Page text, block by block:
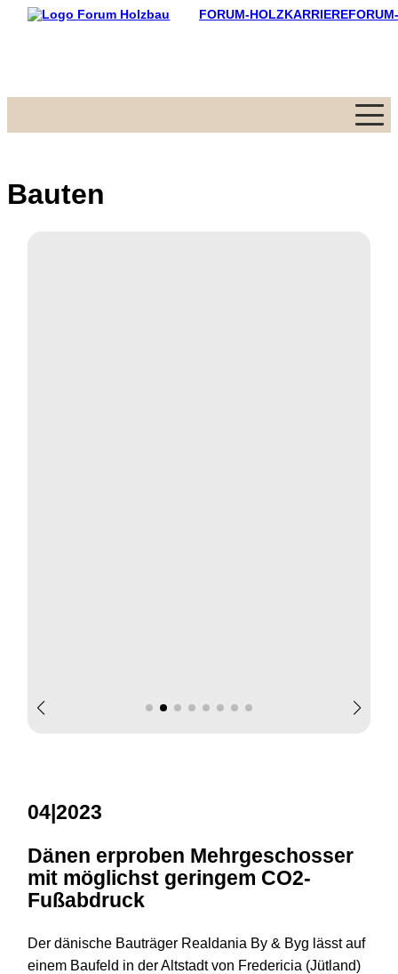
FORUM-HOLZKARRIERE
Menü
Bauten
04|2023
Dänen erproben Mehrgeschosser
mit möglichst geringem CO2-
Fußabdruck
Der dänische Bauträger Realdania By & Byg lässt auf
einem Baufeld in der Altstadt von Fredericia (Jütland)